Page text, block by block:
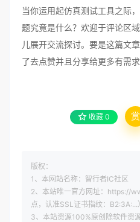
当你运用起仿真测试工具之际
题究竟是什么？欢迎于评论区
儿展开交流探讨。要是这篇文
了去点赞并且分享给更多有需求
收藏 0 赏
版权：
1、本网站名称：智行者IC社区
2、本站唯一官方网址：https://
点，认准SSL证书指纹：B2:3A:...）
3、本站资源100%原创除软件资